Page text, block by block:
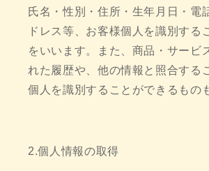
氏名・性別・住所・生年月日・電
ドレス等、お客様個人を識別する
をいいます。また、商品・サービ
れた履歴や、他の情報と照合する
個人を識別することができるもの
2.個人情報の取得